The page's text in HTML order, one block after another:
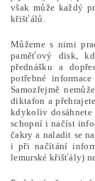
však může každý
křišťálů.
Můžeme s nimi
paměťový disk,
přednášku a
potřebné
Samozřejmě
diktafon a
kdykoliv
schopní i načíst
čakry a naladit se
i při načítání
lemurské křišťály)